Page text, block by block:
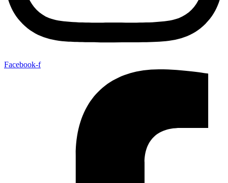
Facebook-f